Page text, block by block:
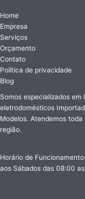
Home
Empresa
Serviços
Orçamento
Contato
Política de privacidade
Blog
Somos especializados
eletrodomésticos
Modelos. Atendemos
região.
Horário de
aos Sábados das 08:00